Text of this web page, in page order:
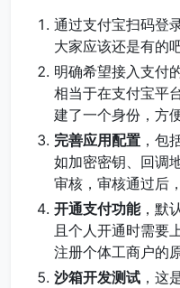
通过支付宝扫码登
大家应该还是有的
明确希望接入支付
相当于在支付宝平
建了一个身份，方
完善应用配置 ，包
如加密密钥、回调
审核，审核通过后
开通支付功能，默
且个人开通时需要
注册个体工商户的
沙箱开发测试 ，这